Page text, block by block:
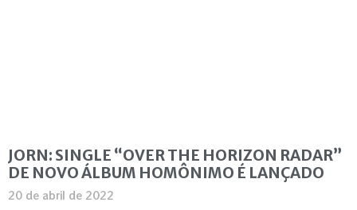
JORN: SINGLE “OVER THE HORIZON RADAR”
DE NOVO ÁLBUM HOMÔNIMO É LANÇADO
20 de abril de 2022